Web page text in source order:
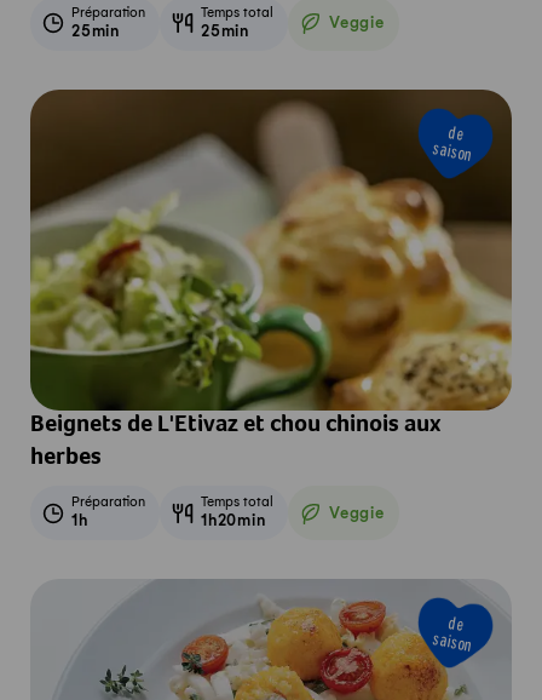
Préparation
25min
Temps total
25min Veggie
Veggie
de
saison
Beignets de L'Etivaz et chou chinois aux
herbes
Préparation
1h
Temps total
1h20min Veggie
Veggie
de
saison